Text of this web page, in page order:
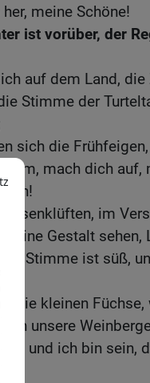
meine Schöne!
ist vorüber, der
auf dem Land, die
Stimme der
sich die
mach dich auf,
Felsenklüften, im
Gestalt sehen,
Stimme ist süß,
die kleinen
unsere
und ich bin sein,